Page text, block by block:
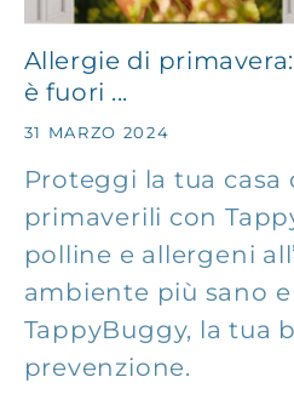
Allergie di
è fuori ...
31 MARZO 2024
Proteggi la tua casa
primaverili con
polline e allergeni
ambiente più sano e
TappyBuggy, la tua
prevenzione.